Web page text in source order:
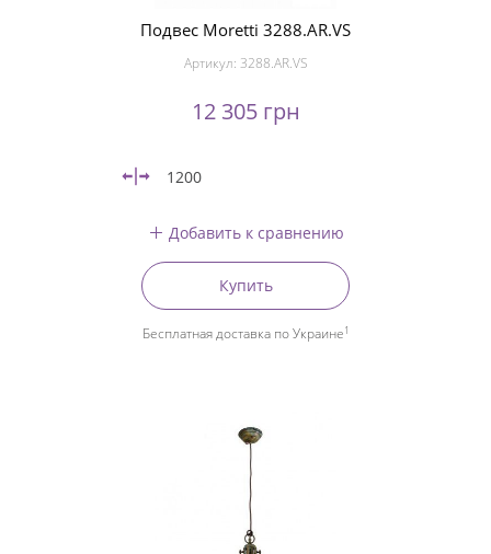
Подвес Moretti 3288.AR.VS
Артикул: 3288.AR.VS
12 305 грн
1200
Добавить к сравнению
Купить
Бесплатная доставка по Украине1